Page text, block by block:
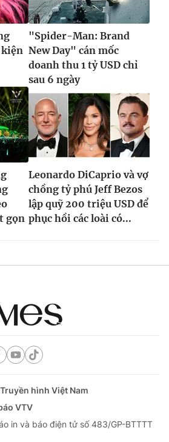
"Spider-Man: Brand
New Day" cán mốc
doanh thu 1 tỷ USD chỉ
sau 6 ngày
gọn
Leonardo DiCaprio và vợ
chồng tỷ phú Jeff Bezos
lập quỹ 200 triệu USD để
phục hồi các loài có...
hình Việt Nam
VTV
in và báo điện tử số 483/GP-BTTTT